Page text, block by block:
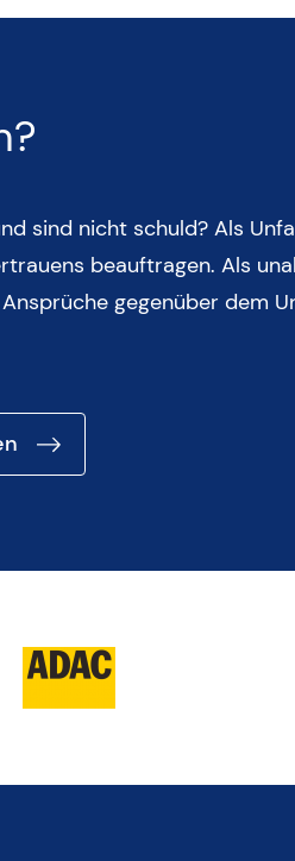
sind nicht schuld? Als
beauftragen. Als
gegenüber dem